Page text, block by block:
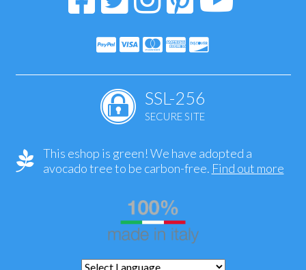
SSL-256
SECURE SITE
This eshop is green! We have adopted a
avocado tree to be carbon-free. Find out more